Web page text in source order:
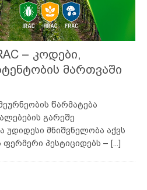
– კოდები,
მართვაში
წარმატება
გარეშე
უდიდესი მნიშვნელობა აქვს
ფერმერი პესტიციდებს – [...]